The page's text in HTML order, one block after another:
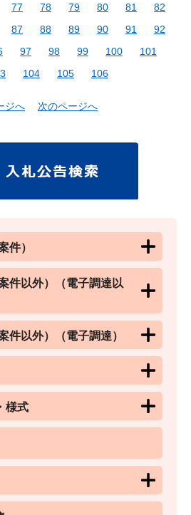
77 78 79 80 81
82
87 88 89 90 91
92
97 98 99 100
101
104 105 106
ジへ 次のページへ
件）
件以外）（電子調達以
件以外）（電子調達）
様式